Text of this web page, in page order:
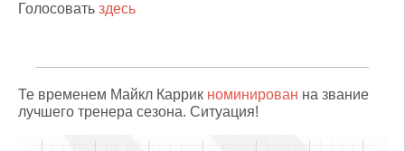
Голосовать здесь
Те временем Майкл Каррик номинирован на звание
лучшего тренера сезона. Ситуация!